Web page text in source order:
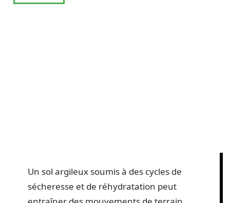
Un sol argileux soumis à des cycles de
sécheresse et de réhydratation peut